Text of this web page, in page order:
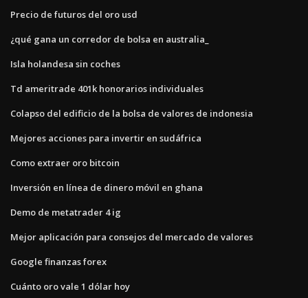
Precio de futuros del oro usd
¿qué gana un corredor de bolsa en australia_
Isla holandesa sin coches
Td ameritrade 401k honorarios individuales
Colapso del edificio de la bolsa de valores de indonesia
Mejores acciones para invertir en sudáfrica
Como extraer oro bitcoin
Inversión en línea de dinero móvil en ghana
Demo de metatrader 4 ig
Mejor aplicación para consejos del mercado de valores
Google finanzas forex
Cuánto oro vale 1 dólar hoy